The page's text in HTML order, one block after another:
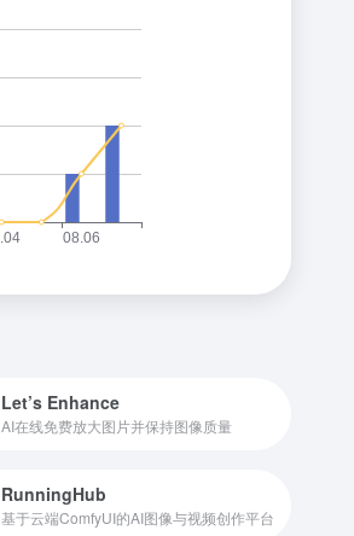
Let’s Enhance
AI在线免费放大图片并保持图像质量
RunningHub
基于云端ComfyUI的AI图像与视频创作平台